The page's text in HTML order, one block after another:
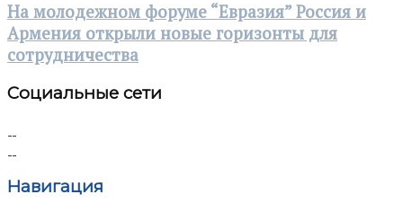
На молодежном форуме “Евразия” Россия и
Армения открыли новые горизонты для
сотрудничества
Социальные сети
Навигация